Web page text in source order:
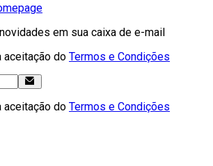
em sua caixa de e-mail
aceitação do Termos e Condições
aceitação do Termos e Condições